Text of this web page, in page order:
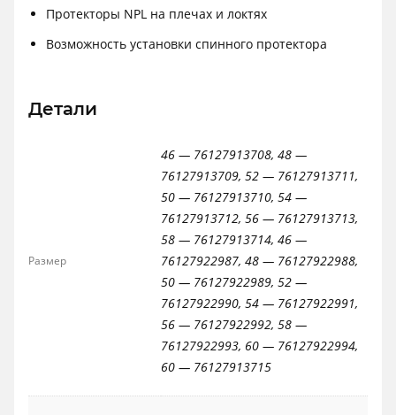
Протекторы NPL на плечах и локтях
Возможность установки спинного протектора
Детали
Размер
46 — 76127913708, 48 —
76127913709, 52 — 76127913711,
50 — 76127913710, 54 —
76127913712, 56 — 76127913713,
58 — 76127913714, 46 —
76127922987, 48 — 76127922988,
50 — 76127922989, 52 —
76127922990, 54 — 76127922991,
56 — 76127922992, 58 —
76127922993, 60 — 76127922994,
60 — 76127913715